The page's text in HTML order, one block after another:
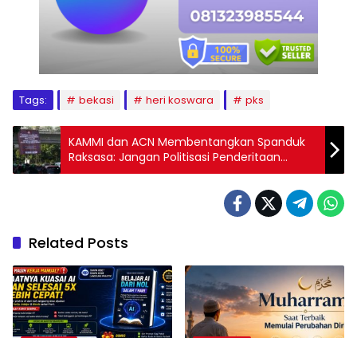
Tags: bekasi heri koswara pks
KAMMI dan ACN Membentangkan Spanduk
Raksasa: Jangan Politisasi Penderitaan
Korban Perkosaan untuk Melindungi Para
Related Posts